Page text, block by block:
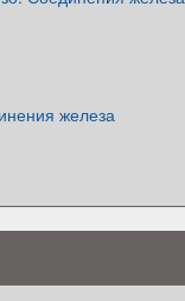
железа